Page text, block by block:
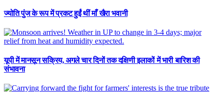
ज्योति पुंज के रूप में प्रकट हुईं थीं माँ खैरा भवानी
यूपी में मानसून सक्रिय, अगले चार दिनों तक दक्षिणी इलाकों में भारी बारिश की
संभावना